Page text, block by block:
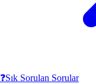
❓Sık Sorulan Sorular